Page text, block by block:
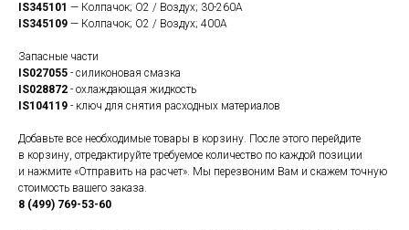
IS345101 — Колпачок; O2 / Воздух; 30-260А
IS345109 — Колпачок; O2 / Воздух; 400А
Запасные части
IS027055 - силиконовая смазка
IS028872 - охлаждающая жидкость
IS104119 - ключ для снятия расходных материалов
Добавьте все необходимые товары в корзину. После этого перейдите
в корзину, отредактируйте требуемое количество по каждой позиции
и нажмите «Отправить на расчет». Мы перезвоним Вам и скажем точную
стоимость вашего заказа.
8 (499) 769-53-60